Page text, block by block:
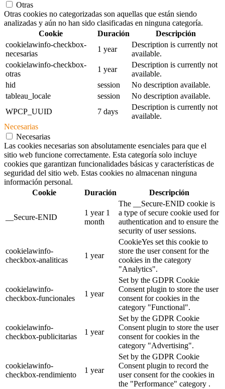
Otras
Otras cookies no categorizadas son aquellas que están siendo
analizadas y aún no han sido clasificadas en ninguna categoría.
Cookie
Duración
Descripción
cookielawinfo-checkbox-
necesarias
1 year
Description is currently not
available.
cookielawinfo-checkbox-
otras
1 year
Description is currently not
available.
hid
session
No description available.
tableau_locale
session
No description available.
WPCP_UUID
7 days
Description is currently not
available.
Necesarias
Necesarias
Las cookies necesarias son absolutamente esenciales para que el
sitio web funcione correctamente. Esta categoría solo incluye
cookies que garantizan funcionalidades básicas y características de
seguridad del sitio web. Estas cookies no almacenan ninguna
información personal.
Cookie
Duración Descripción
__Secure-ENID
1 year 1
month
The __Secure-ENID cookie is
a type of secure cookie used for
authentication and to ensure the
security of user sessions.
cookielawinfo-
checkbox-analiticas
1 year
CookieYes set this cookie to
store the user consent for the
cookies in the category
"Analytics".
cookielawinfo-
checkbox-funcionales
1 year
Set by the GDPR Cookie
Consent plugin to store the user
consent for cookies in the
category "Functional".
cookielawinfo-
checkbox-publicitarias
1 year
Set by the GDPR Cookie
Consent plugin to store the user
consent for cookies in the
category "Advertising".
cookielawinfo-
checkbox-rendimiento
1 year
Set by the GDPR Cookie
Consent plugin to record the
user consent for the cookies in
the "Performance" category .